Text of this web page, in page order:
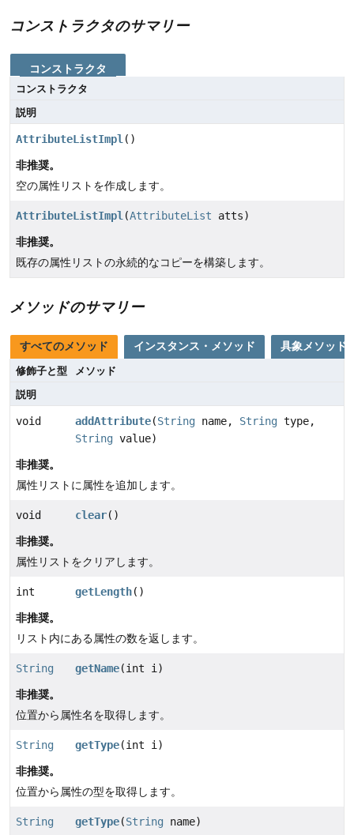
コンストラクタのサマリー
コンストラクタ
コンストラクタ
説明
AttributeListImpl ()
非推奨。
空の属性リストを作成します。
AttributeListImpl (AttributeList atts)
非推奨。
既存の属性リストの永続的なコピーを構築します。
メソッドのサマリー
すべてのメソッド インスタンス・メソッド 具象メソッド
修飾子と型
メソッド
説明
void addAttribute(String name, String type,
String value)
非推奨。
属性リストに属性を追加します。
void clear()
非推奨。
属性リストをクリアします。
int getLength()
非推奨。
リスト内にある属性の数を返します。
String getName(int i)
非推奨。
位置から属性名を取得します。
String getType(int i)
非推奨。
位置から属性の型を取得します。
String getType(String name)